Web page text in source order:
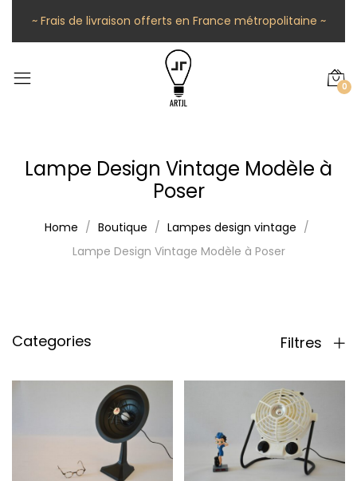
~ Frais de livraison offerts en France métropolitaine ~
0
Lampe Design Vintage Modèle à
Poser
Home Boutique
Lampes design vintage
Lampe Design Vintage Modèle à Poser
Categories Filtres